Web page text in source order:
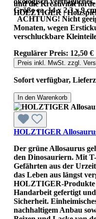
und die Kreativität
HOLZTIGER |
Größe ca. 14 x 2,3 x 9
ACHTUNG! Nicht
Monaten, wegen
verschluckbare
Regulärer Preis: 12,50 €
Preis inkl. MwSt. zzgl.
Sofort verfügbar,
In den Warenkorb
HOLZTIGER
Der grüne Allosaurus
den Dinosauriern. Mit
Gefährten aus der
das Leben aus längst
HOLZTIGER-Produkte
Handarbeit gefertigt
Sicherheit.
nachhaltigem Anbau